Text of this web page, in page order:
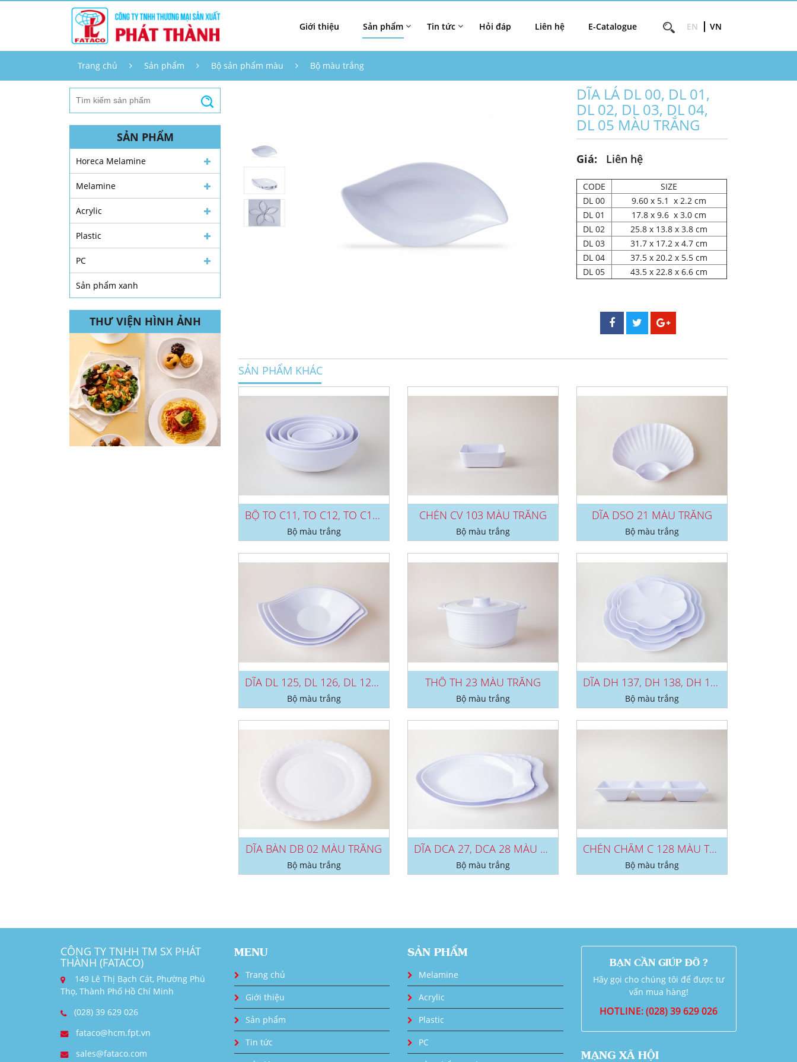
Giới thiệu Sản phẩm Tin tức Hỏi đáp Liên hệ E-Catalogue EN VN
Trang chủ Sản phẩm Bộ sản phẩm màu Bộ màu trắng
SẢN PHẨM
Horeca Melamine
Melamine
Acrylic
Plastic
PC
Sản phẩm xanh
THƯ VIỆN HÌNH ẢNH
DĨA LÁ DL 00, DL 01,
DL 02, DL 03, DL 04,
DL 05 MÀU TRẮNG
Giá: Liên hệ
CODE
SIZE
DL 00
9.60 x 5.1 x 2.2 cm
DL 01
17.8 x 9.6 x 3.0 cm
DL 02
25.8 x 13.8 x 3.8 cm
DL 03
31.7 x 17.2 x 4.7 cm
DL 04
37.5 x 20.2 x 5.5 cm
DL 05
43.5 x 22.8 x 6.6 cm
SẢN PHẨM KHÁC
BỘ TO C11, TO C12, TO C13, TO...
Bộ màu trắng
CHÉN CV 103 MÀU TRẮNG
Bộ màu trắng
DĨA DSO 21 MÀU TRẮNG
Bộ màu trắng
DĨA DL 125, DL 126, DL 127 MÀU...
Bộ màu trắng
THỐ TH 23 MÀU TRẮNG
Bộ màu trắng
DĨA DH 137, DH 138, DH 139, DH...
Bộ màu trắng
DĨA BÀN DB 02 MÀU TRẮNG
Bộ màu trắng
DĨA DCA 27, DCA 28 MÀU TRẮNG
Bộ màu trắng
CHÉN CHẤM C 128 MÀU TRẮNG
Bộ màu trắng
CÔNG TY TNHH TM SX PHÁT
THÀNH (FATACO)
149 Lê Thị Bạch Cát, Phường Phú
Thọ, Thành Phố Hồ Chí Minh
(028) 39 629 026
fataco@hcm.fpt.vn
sales@fataco.com
MENU
Trang chủ
Giới thiệu
Sản phẩm
Tin tức
SẢN PHẨM
Melamine
Acrylic
Plastic
PC
BẠN CẦN GIÚP ĐỠ ?
Hãy gọi cho chúng tôi để được tư
vấn mua hàng!
HOTLINE: (028) 39 629 026
MẠNG XÃ HỘI